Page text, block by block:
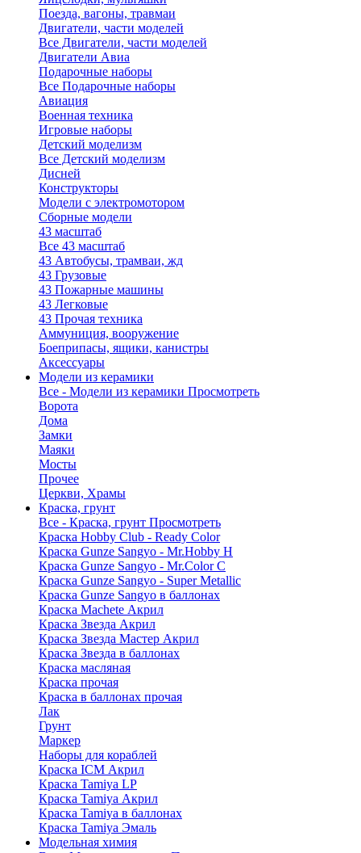
Поезда, вагоны, травмаи
Двигатели, части моделей
Все Двигатели, части моделей
Двигатели Авиа
Подарочные наборы
Все Подарочные наборы
Авиация
Военная техника
Игровые наборы
Детский моделизм
Все Детский моделизм
Дисней
Конструкторы
Модели с электромотором
Сборные модели
43 масштаб
Все 43 масштаб
43 Автобусы, трамваи, жд
43 Грузовые
43 Пожарные машины
43 Легковые
43 Прочая техника
Аммуниция, вооружение
Боеприпасы, ящики, канистры
Аксессуары
Модели из керамики
Все - Модели из керамики Просмотреть
Ворота
Дома
Замки
Маяки
Мосты
Прочее
Церкви, Храмы
Краска, грунт
Все - Краска, грунт Просмотреть
Краска Hobby Club - Ready Color
Краска Gunze Sangyo - Mr.Hobby H
Краска Gunze Sangyo - Mr.Color C
Краска Gunze Sangyo - Super Metallic
Краска Gunze Sangyo в баллонах
Краска Machete Акрил
Краска Звезда Акрил
Краска Звезда Мастер Акрил
Краска Звезда в баллонах
Краска масляная
Краска прочая
Краска в баллонах прочая
Лак
Грунт
Маркер
Наборы для кораблей
Краска ICM Акрил
Краска Tamiya LP
Краска Tamiya Акрил
Краска Tamiya в баллонах
Краска Tamiya Эмаль
Модельная химия